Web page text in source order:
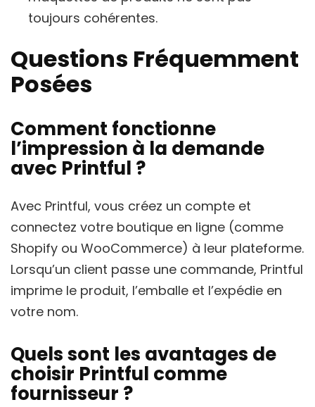
toujours cohérentes.
Questions Fréquemment
Posées
Comment fonctionne
l’impression à la demande
avec Printful ?
Avec Printful, vous créez un compte et
connectez votre boutique en ligne (comme
Shopify ou WooCommerce) à leur plateforme.
Lorsqu’un client passe une commande, Printful
imprime le produit, l’emballe et l’expédie en
votre nom.
Quels sont les avantages de
choisir Printful comme
fournisseur ?